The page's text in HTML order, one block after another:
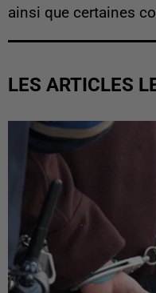
ainsi que certaines
LES ARTICLES